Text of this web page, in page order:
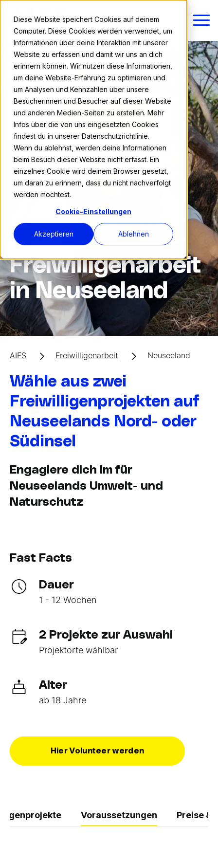
Diese Website speichert Cookies auf deinem
Computer. Diese Cookies werden verwendet, um
Informationen über deine Interaktion mit unserer
Website zu erfassen und damit wir uns an dich
erinnern können. Wir nutzen diese Informationen,
um deine Website-Erfahrung zu optimieren und
um Analysen und Kennzahlen über unsere
Besucherinnen und Besucher auf dieser Website
und anderen Medien-Seiten zu erstellen. Mehr
Infos über die von uns eingesetzten Cookies
findest du in unserer Datenschutzrichtlinie.
Wenn du ablehnst, werden deine Informationen
beim Besuch dieser Website nicht erfasst. Ein
einzelnes Cookie wird deinem Browser gesetzt,
um daran zu erinnern, dass du nicht nachverfolgt
werden möchtest.
Cookie-Einstellungen
Akzeptieren Ablehnen
ab 610 € Jetzt anmelden
Freiwilligenarbeit
Freiwilligenarbeit
in Neuseeland
AIFS Freiwilligenarbeit Neuseeland
Wähle aus zwei
Freiwilligenprojekten auf
Neuseelands Nord- oder
Südinsel
Engagiere dich im für
Neuseelands Umwelt- und
Naturschutz
Fast Facts
Dauer
1 - 12 Wochen
2 Projekte zur Auswahl
Projektorte wählbar
Alter
ab 18 Jahre
Hier Volunteer werden
Voraussetzungen Preise &